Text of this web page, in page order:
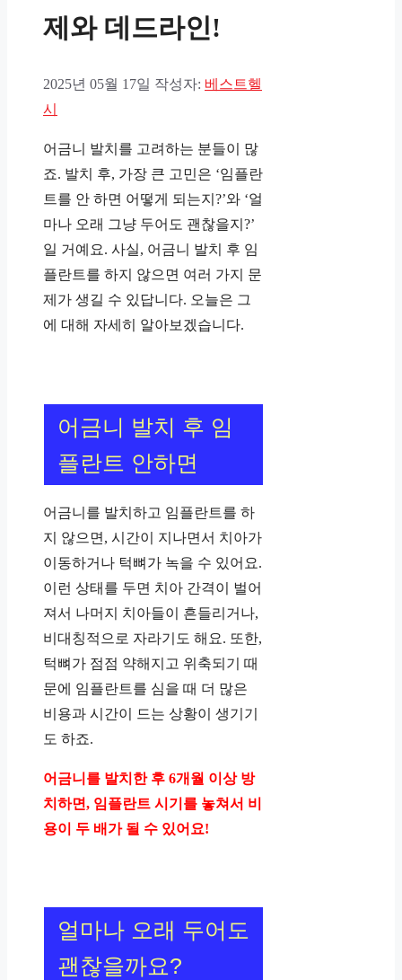
제와 데드라인!
2025년 05월 17일 작성자: 베스트헬
시
어금니 발치를 고려하는 분들이 많
죠. 발치 후, 가장 큰 고민은 ‘임플란
트를 안 하면 어떻게 되는지?’와 ‘얼
마나 오래 그냥 두어도 괜찮을지?’
일 거예요. 사실, 어금니 발치 후 임
플란트를 하지 않으면 여러 가지 문
제가 생길 수 있답니다. 오늘은 그
에 대해 자세히 알아보겠습니다.
어금니 발치 후 임
플란트 안하면
어금니를 발치하고 임플란트를 하
지 않으면, 시간이 지나면서 치아가
이동하거나 턱뼈가 녹을 수 있어요.
이런 상태를 두면 치아 간격이 벌어
져서 나머지 치아들이 흔들리거나,
비대칭적으로 자라기도 해요. 또한,
턱뼈가 점점 약해지고 위축되기 때
문에 임플란트를 심을 때 더 많은
비용과 시간이 드는 상황이 생기기
도 하죠.
어금니를 발치한 후 6개월 이상 방
치하면, 임플란트 시기를 놓쳐서 비
용이 두 배가 될 수 있어요!
얼마나 오래 두어도
괜찮을까요?